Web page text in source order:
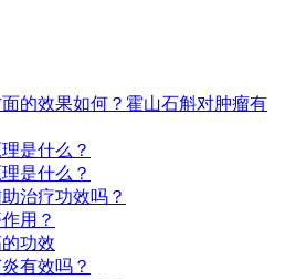
的效果如何？霍山石斛对肿瘤有
是什么？
是什么？
治疗功效吗？
用？
功效
有效吗？